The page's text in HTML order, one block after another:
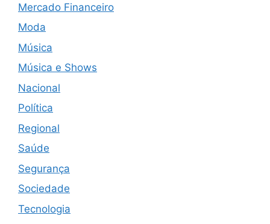
Mercado Financeiro
Moda
Música
Música e Shows
Nacional
Política
Regional
Saúde
Segurança
Sociedade
Tecnologia